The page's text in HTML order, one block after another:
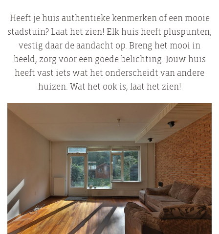
Heeft je huis authentieke kenmerken of een mooie
stadstuin? Laat het zien! Elk huis heeft pluspunten,
vestig daar de aandacht op. Breng het mooi in
beeld, zorg voor een goede belichting. Jouw huis
heeft vast iets wat het onderscheidt van andere
huizen. Wat het ook is, laat het zien!